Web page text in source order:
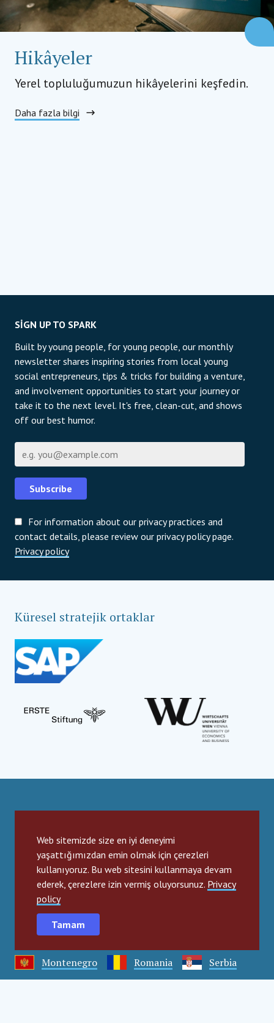
Hikâyeler
Yerel topluluğumuzun hikâyelerini keşfedin.
Daha fazla bilgi
SIGN UP TO SPARK
Built by young people, for young people, our monthly
newsletter shares inspiring stories from local young
social entrepreneurs, tips & tricks for building a venture,
and involvement opportunities to start your journey or
take it to the next level. It's free, clean-cut, and shows
off our best humor.
Subscribe
For information about our privacy practices and
contact details, please review our privacy policy page.
Privacy policy
Küresel stratejik ortaklar
Social Impact Award Teams
Armenia Austria
Congo (DRC) Croatia Czechia
Georgia
India
Montenegro Romania Serbia
Web sitemizde size en iyi deneyimi
yaşattığımızdan emin olmak için çerezleri
kullanıyoruz. Bu web sitesini kullanmaya devam
ederek, çerezlere izin vermiş oluyorsunuz. Privacy
policy
Tamam